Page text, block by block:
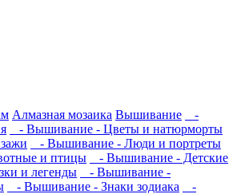
Алмазная мозаика Вышивание
-
- Вышивание - Цветы и натюрморты
- Вышивание - Люди и портреты
и птицы
- Вышивание - Детские
и легенды
- Вышивание -
- Вышивание - Знаки зодиака -